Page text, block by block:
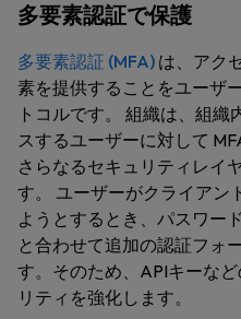
多要素認証で保護
多要素認証 (MFA) は、アク
素を提供することをユーザ
トコルです。 組織は、組
スするユーザーに対して
さらなるセキュリティレイ
す。 ユーザーがクライアン
ようとするとき、パスワー
と合わせて追加の認証フォ
す。そのため、APIキーな
リティを強化します。